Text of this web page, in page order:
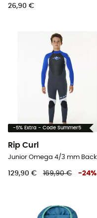
26,90 €
-5% Extra - Code Summer5
Rip Curl
129,90 € 169,90 € -24%